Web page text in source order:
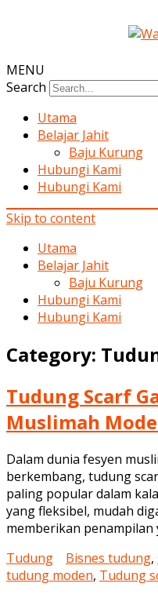
MENU
Search
Utama
Belajar Jahit
Baju Kurung
Hubungi Kami
Hubungi Kami
Skip to content
Utama
Belajar Jahit
Baju Kurung
Hubungi Kami
Hubungi Kami
Category:
Tudung Scarf
Muslimah
Dalam dunia fesyen
berkembang, tudung
paling popular dalam
yang fleksibel, mudah
memberikan penampilan
Tudung
Bisnes tudung,
tudung moden, Tudung